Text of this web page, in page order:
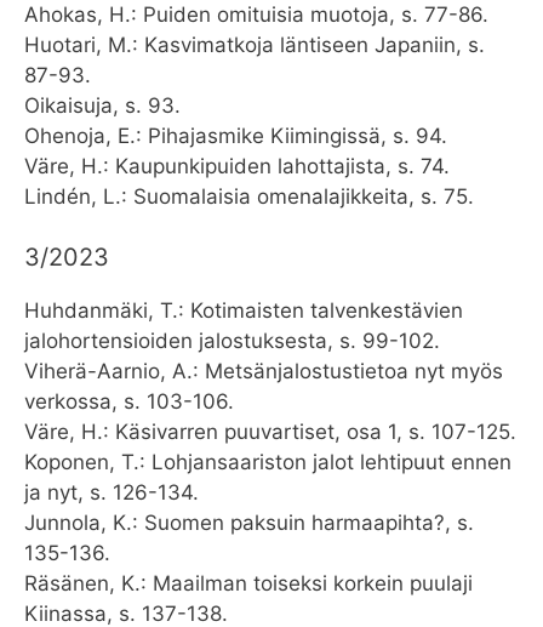
Ahokas, H.: Puiden omituisia muotoja, s. 77-86.
Huotari, M.: Kasvimatkoja läntiseen Japaniin, s.
87-93.
Oikaisuja, s. 93.
Ohenoja, E.: Pihajasmike Kiimingissä, s. 94.
Väre, H.: Kaupunkipuiden lahottajista, s. 74.
Lindén, L.: Suomalaisia omenalajikkeita, s. 75.
3/2023
Huhdanmäki, T.: Kotimaisten talvenkestävien
jalohortensioiden jalostuksesta, s. 99-102.
Viherä-Aarnio, A.: Metsänjalostustietoa nyt myös
verkossa, s. 103-106.
Väre, H.: Käsivarren puuvartiset, osa 1, s. 107-125.
Koponen, T.: Lohjansaariston jalot lehtipuut ennen
ja nyt, s. 126-134.
Junnola, K.: Suomen paksuin harmaapihta?, s.
135-136.
Räsänen, K.: Maailman toiseksi korkein puulaji
Kiinassa, s. 137-138.